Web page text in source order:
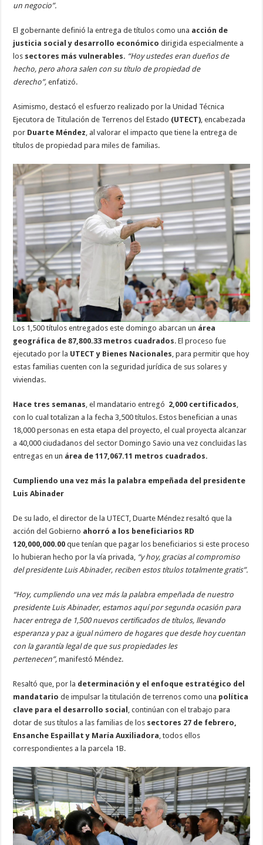
un negocio”.
El gobernante definió la entrega de títulos como una acción de
justicia social y desarrollo económico dirigida especialmente a
los sectores más vulnerables. “Hoy ustedes eran dueños de
hecho, pero ahora salen con su título de propiedad de
derecho”, enfatizó.
Asimismo, destacó el esfuerzo realizado por la Unidad Técnica
Ejecutora de Titulación de Terrenos del Estado (UTECT) , encabezada
por Duarte Méndez , al valorar el impacto que tiene la entrega de
títulos de propiedad para miles de familias.
Los 1,500 títulos entregados este domingo abarcan un área
geográfica de 87,800.33 metros cuadrados. El proceso fue
ejecutado por la UTECT y Bienes Nacionales, para permitir que hoy
estas familias cuenten con la seguridad jurídica de sus solares y
viviendas.
Hace tres semanas, el mandatario entregó 2,000 certificados,
con lo cual totalizan a la fecha 3,500 títulos. Estos benefician a unas
18,000 personas en esta etapa del proyecto, el cual proyecta alcanzar
a 40,000 ciudadanos del sector Domingo Savio una vez concluidas las
entregas en un área de 117,067.11 metros cuadrados.
Cumpliendo una vez más la palabra empeñada del presidente
Luis Abinader
De su lado, el director de la UTECT, Duarte Méndez resaltó que la
acción del Gobierno ahorró a los beneficiarios RD
120,000,000.00 que tenían que pagar los beneficiarios si este proceso
lo hubieran hecho por la vía privada, “y hoy, gracias al compromiso
del presidente Luis Abinader, reciben estos títulos totalmente gratis”.
“Hoy, cumpliendo una vez más la palabra empeñada de nuestro
presidente Luis Abinader, estamos aquí por segunda ocasión para
hacer entrega de 1,500 nuevos certificados de títulos, llevando
esperanza y paz a igual número de hogares que desde hoy cuentan
con la garantía legal de que sus propiedades les
pertenecen”, manifestó Méndez.
Resaltó que, por la determinación y el enfoque estratégico del
mandatario de impulsar la titulación de terrenos como una política
clave para el desarrollo social , continúan con el trabajo para
dotar de sus títulos a las familias de los sectores 27 de febrero,
Ensanche Espaillat y María Auxiliadora, todos ellos
correspondientes a la parcela 1B.